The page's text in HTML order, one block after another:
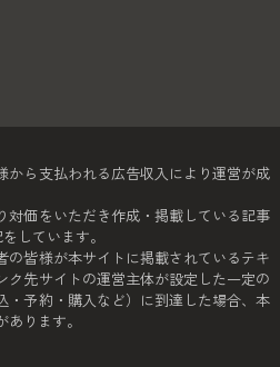
から支払われる広告収入により運営が成
対価をいただき作成・掲載している記事
しています。
の皆様が本サイトに掲載されているテキ
ク先サイトの運営主体が設定した一定の
・予約・購入など）に到達した場合、本
ります。